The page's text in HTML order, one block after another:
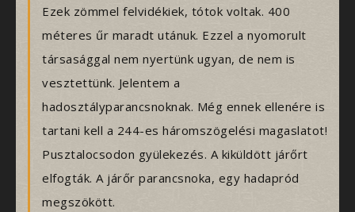
Ezek zömmel felvidékiek, tótok voltak. 400
méteres űr maradt utánuk. Ezzel a nyomorult
társasággal nem nyertünk ugyan, de nem is
vesztettünk. Jelentem a
hadosztályparancsnoknak. Még ennek ellenére is
tartani kell a 244-es háromszögelési magaslatot!
Pusztalocsodon gyülekezés. A kiküldött járőrt
elfogták. A járőr parancsnoka, egy hadapród
megszökött.